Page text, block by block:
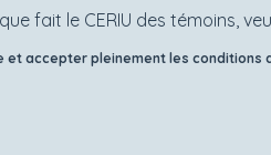
fait le CERIU des témoins,
accepter pleinement les conditions